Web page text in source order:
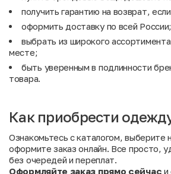
получить гарантию на возврат,
оформить доставку по всей России;
выбрать из широкого
месте;
быть уверенным в подлинности
товара.
Как приобрести
Ознакомьтесь с каталогом, выберите
оформите заказ онлайн. Все просто,
без очередей и переплат.
Оформляйте заказ прямо сейчас и